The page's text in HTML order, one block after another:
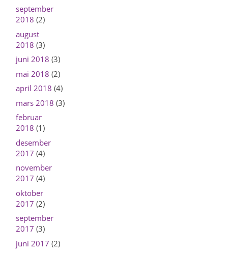
september
2018 (2)
august
2018 (3)
juni 2018 (3)
mai 2018 (2)
april 2018 (4)
mars 2018 (3)
februar
2018 (1)
desember
2017 (4)
november
2017 (4)
oktober
2017 (2)
september
2017 (3)
juni 2017 (2)